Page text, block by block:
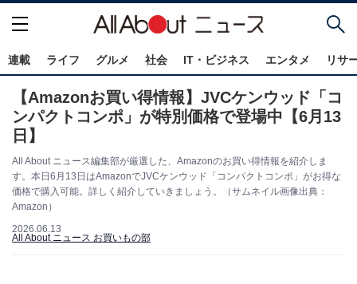
連載 ライフ グルメ 社会 IT・ビジネス エンタメ リサ
【Amazonお買い得情報】JVCケンウッド「コ
ンパクトコンポ」が特別価格で登場中【6月13
日】
All About ニュース編集部が厳選した、Amazonのお買い得情報を紹介しま
す。本日6月13日はAmazonでJVCケンウッド「コンパクトコンポ」がお得な
価格で購入可能。詳しく紹介していきましょう。（サムネイル画像出典：
Amazon）
2026.06.13
All About ニュース お買いもの部